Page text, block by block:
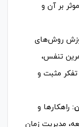
بر آن و
روش‌های
تنفس،
مثبت و
راهکارها و
مدیریت زمان